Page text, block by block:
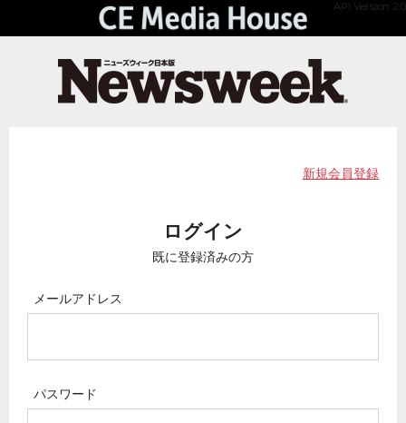
API Version 2.0
新規会員登録
ログイン
既に登録済みの方
メールアドレス
パスワード